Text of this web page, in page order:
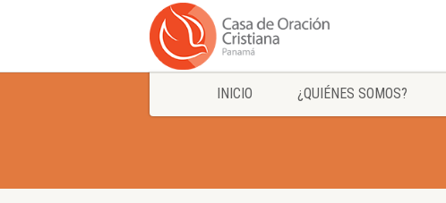
INICIO ¿QUIÉNES SOMOS?